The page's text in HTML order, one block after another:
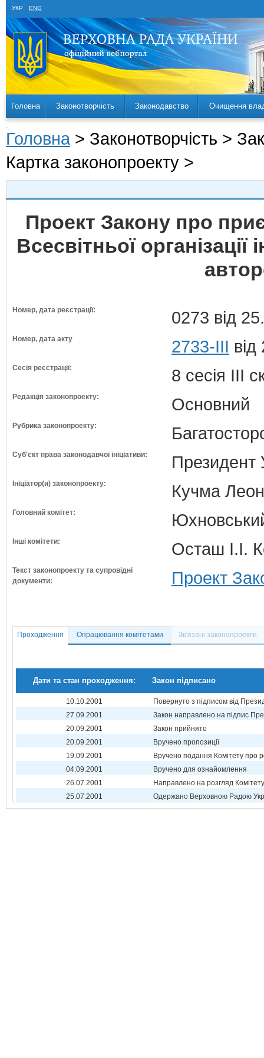
УКР ENG
Головна Законотворчість Законодавство Очищення
Головна > Законотворчість >
Картка законопроекту >
Проект Закону про
Всесвітньої
Номер, дата реєстрації: 0273 від
Номер, дата акту 2733-III
Сесія реєстрації: 8 сесія III
Редакція законопроекту: Основний
Рубрика законопроекту:
Суб'єкт права законодавчої ініціативи: Президент
Ініціатор(и) законопроекту: Кучма
Головний комітет:
Інші комітети: Осташ І.І.
Текст законопроекту та супровідні
документи:
Проект
Проходження Опрацювання комітетами Зв'язані законопроекти
Дати та стан проходження: Закон підписано
10.10.2001
Повернуто з підписом від
27.09.2001
Закон направлено на підпис
20.09.2001
Закон прийнято
20.09.2001
Вручено пропозиції
19.09.2001
Вручено подання Комітету про
04.09.2001
Вручено для ознайомлення
26.07.2001
Направлено на розгляд Комітету
25.07.2001
Одержано Верховною Радою